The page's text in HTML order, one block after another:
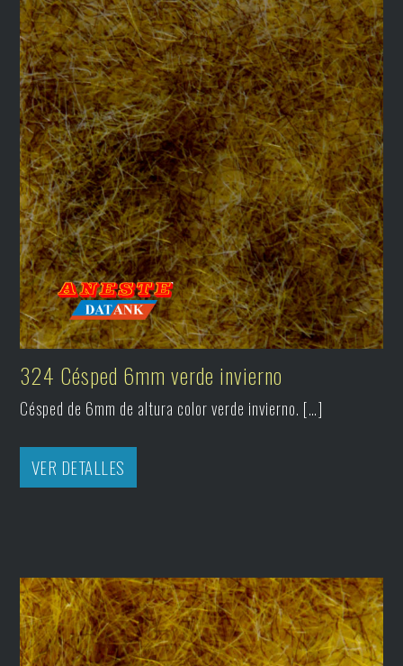
324 Césped 6mm verde invierno
Césped de 6mm de altura color verde invierno. […]
VER DETALLES